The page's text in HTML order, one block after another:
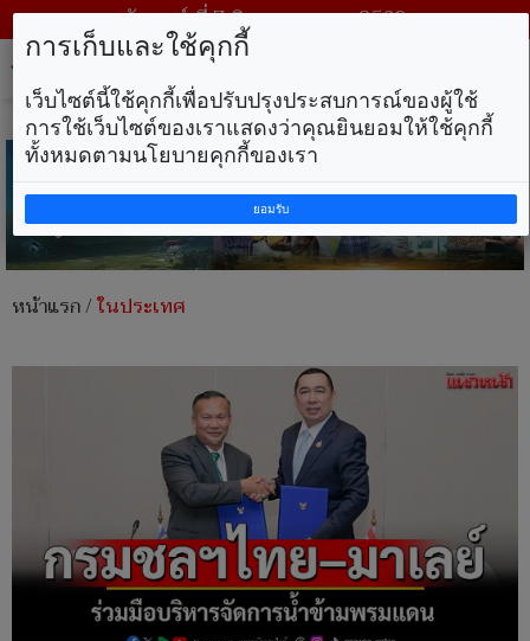
วันศุกร์ ที่ 7 สิงหาคม พ.ศ. 2569
หน้าแรก/ในประเทศ
การเก็บและใช้คุกกี้
เว็บไซต์นี้ใช้คุกกี้เพื่อปรับปรุงประสบการณ์ของผู้ใช้
การใช้เว็บไซต์ของเราแสดงว่าคุณยินยอมให้ใช้คุกกี้
ทั้งหมดตามนโยบายคุกกี้ของเรา
ยอมรับ